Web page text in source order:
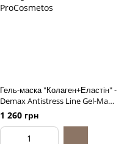
Гель-маска "Колаген+Еластін" -
Demax Antistress Line Gel-Mask
Collagen+Elastin, 200ml
1 260 грн